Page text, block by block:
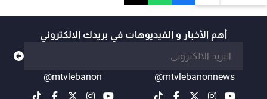
أهم الأخبار و الفيديوهات في بريدك الالكتروني
@mtvlebanonnews
@mtvlebanon